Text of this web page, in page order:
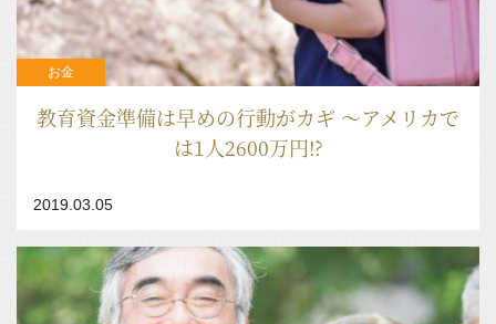
教育資金準備は早めの行動がカギ ～アメリカで
は1人2600万円!?
お金
2019.03.05